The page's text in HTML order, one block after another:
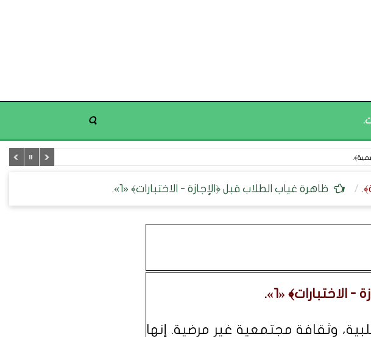
التعليمي).
ظاهرة غياب الطلاب قبل ﴿الإجازة - الاختبارات﴾ «1».
الاختبارات﴾ «1».
وثقافة مجتمعية غير مرضية. إنها